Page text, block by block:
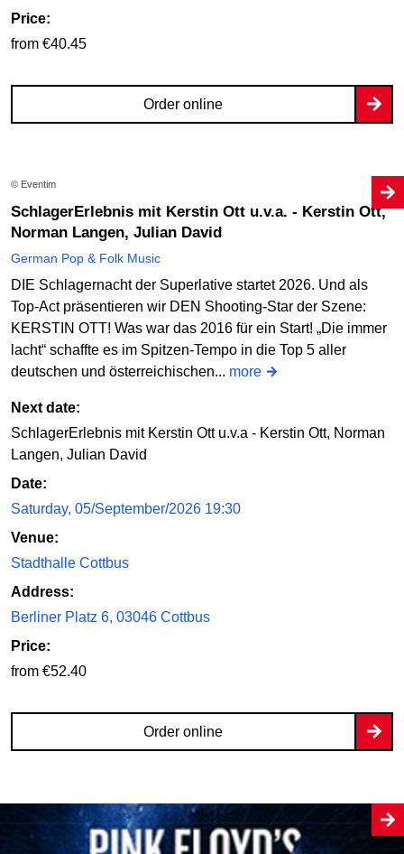
Price:
from €40.45
Order online
© Eventim
SchlagerErlebnis mit Kerstin Ott u.v.a. - Kerstin Ott,
Norman Langen, Julian David
German Pop & Folk Music
DIE Schlagernacht der Superlative startet 2026. Und als
Top-Act präsentieren wir DEN Shooting-Star der Szene:
KERSTIN OTT! Was war das 2016 für ein Start! „Die immer
lacht“ schaffte es im Spitzen-Tempo in die Top 5 aller
deutschen und österreichischen... more
Next date:
SchlagerErlebnis mit Kerstin Ott u.v.a - Kerstin Ott, Norman
Langen, Julian David
Date:
Saturday, 05/September/2026 19:30
Venue:
Stadthalle Cottbus
Address:
Berliner Platz 6, 03046 Cottbus
Price:
from €52.40
Order online